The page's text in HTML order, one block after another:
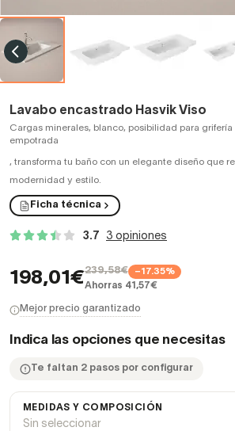
Lavabo encastrado Hasvik Viso
Cargas minerales, blanco, posibilidad para grifería
empotrada
, transforma tu baño con un elegante diseño que
modernidad y estilo.
Ficha técnica
3.7 3 opiniones
198,01€239,58€ −17.35%
Ahorras 41,57€
Mejor precio garantizado
Indica las opciones que necesitas
Te faltan 2 pasos por configurar
MEDIDAS Y COMPOSICIÓN
Sin seleccionar